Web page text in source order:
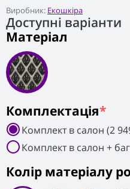
Виробник: Екошкіра
Доступні варіанти
Матеріал
Колiр матеріалу
Комплектація*
Комплект в салон (2
Комплект в салон +